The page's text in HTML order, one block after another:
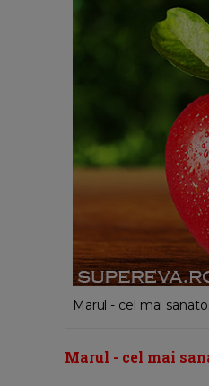
Marul - cel mai
Marul - cel mai